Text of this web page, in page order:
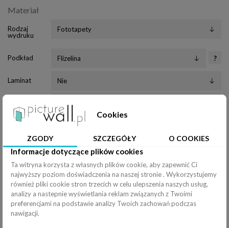
Materiał
Rodzaj
wydruku
Podkład ?
Laminat
Nóż
Pędzel
Efekty
Rozciągnij
Poziomo (
Cookies
ZGODY SZCZEGÓŁY O COOKIES
Informacje dotyczące plików cookies
Ta witryna korzysta z własnych plików cookie, aby zapewnić Ci
najwyższy poziom doświadczenia na naszej stronie . Wykorzystujemy
również pliki cookie stron trzecich w celu ulepszenia naszych usług,
analizy a nastepnie wyświetlania reklam związanych z Twoimi
preferencjami na podstawie analizy Twoich zachowań podczas
nawigacji.